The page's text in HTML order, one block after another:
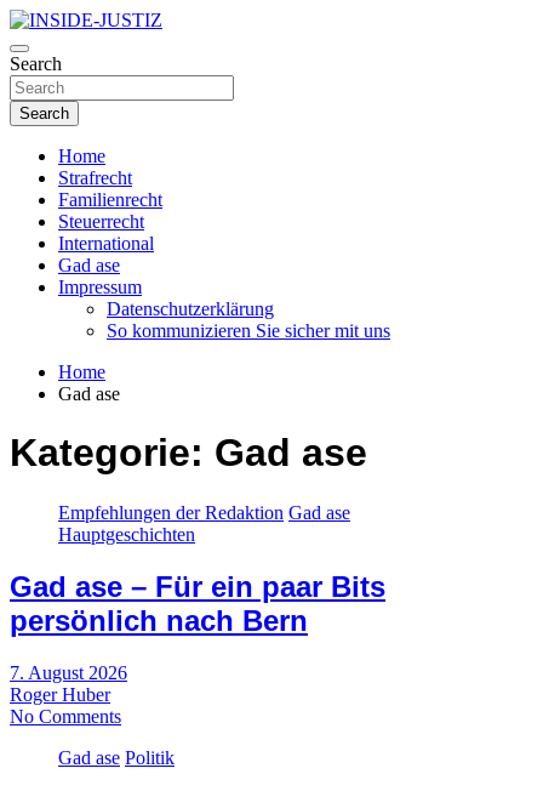
Skip
to
content
INSIDE-JUSTIZ
Investigativer Journalismus zur Dritten Gewalt
Search
Search
Home
Strafrecht
Familienrecht
Steuerrecht
International
Gad ase
Impressum
Datenschutzerklärung
So kommunizieren Sie sicher mit uns
Home
Gad ase
Kategorie: Gad ase
Empfehlungen der Redaktion Gad ase
Hauptgeschichten
Gad ase – Für ein paar Bits
persönlich nach Bern
7. August 2026
Roger Huber
No Comments
Gad ase Politik